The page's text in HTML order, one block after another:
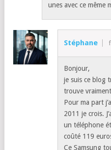
unes avec ce même
Stéphane
Bonjour,
je suis ce blog
trouve
Pour ma part
2011 je crois.
un téléphone
coûté 119
Ce Samsung